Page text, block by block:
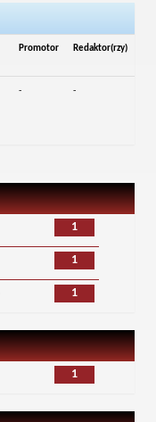
Promotor Redaktor(rzy)
- -
1
1
1
1